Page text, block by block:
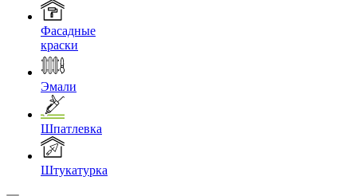
Фасадные
краски
Эмали
Шпатлевка
Штукатурка